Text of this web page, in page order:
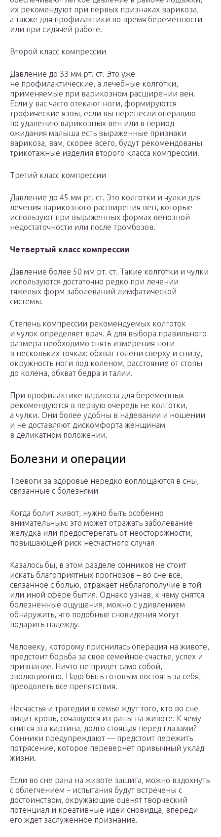
их рекомендуют при первых признаках варикоза,
а также для профилактики во время беременности
или при сидячей работе.
Второй класс компрессии
Давление до 33 мм рт. ст. Это уже
не профилактические, а лечебные колготки,
применяемые при варикозном расширении вен.
Если у вас часто отекают ноги, формируются
трофические язвы, если вы перенесли операцию
по удалению варикозных вен или в период
ожидания малыша есть выраженные признаки
варикоза, вам, скорее всего, будут рекомендованы
трикотажные изделия второго класса компрессии.
Третий класс компрессии
Давление до 45 мм рт. ст. Это колготки и чулки для
лечения варикозного расширения вен, которые
используют при выраженных формах венозной
недостаточности или после тромбозов.
Четвертый класс компрессии
Давление более 50 мм рт. ст. Такие колготки и чулки
используются достаточно редко при лечении
тяжелых форм заболеваний лимфатической
системы.
Степень компрессии рекомендуемых колготок
и чулок определяет врач. А для выбора правильного
размера необходимо снять измерения ноги
в нескольких точках: обхват голени сверху и снизу,
окружность ноги под коленом, расстояние от стопы
до колена, обхват бедра и талии.
При профилактике варикоза для беременных
рекомендуются в первую очередь не колготки,
а чулки. Они более удобны в надевании и ношении
и не доставляют дискомфорта женщинам
в деликатном положении.
Болезни и операции
Тревоги за здоровье нередко воплощаются в сны,
связанные с болезнями
Когда болит живот, нужно быть особенно
внимательным: это может отражать заболевание
желудка или предостерегать от неосторожности,
повышающей риск несчастного случая
Казалось бы, в этом разделе сонников не стоит
искать благоприятных прогнозов – во сне все,
связанное с болью, отражает неблагополучие в той
или иной сфере бытия. Однако узнав, к чему снятся
болезненные ощущения, можно с удивлением
обнаружить, что подобные сновидения могут
подарить надежду.
Человеку, которому приснилась операция на животе,
предстоит борьба за свое семейное счастье, успех и
признание. Ничто не придет само собой,
эволюционно. Надо быть готовым постоять за себя,
преодолеть все препятствия.
Несчастья и трагедии в семье ждут того, кто во сне
видит кровь, сочащуюся из раны на животе. К чему
снится эта картина, долго стоящая перед глазами?
Сонники предупреждают — предстоит пережить
потрясение, которое перевернет привычный уклад
жизни.
Если во сне рана на животе зашита, можно вздохнуть
с облегчением – испытания будут встречены с
достоинством, окружающие оценят творческий
потенциал и креативные идеи сновидца, впереди
его ждет заслуженное признание.